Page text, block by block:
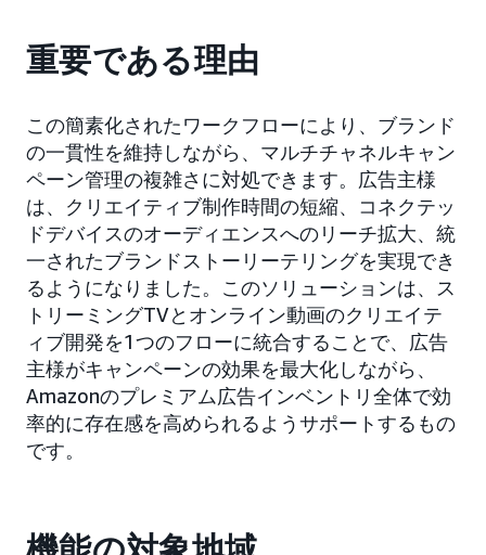
重要である理由
この簡素化されたワークフローにより、ブランド
の一貫性を維持しながら、マルチチャネルキャン
ペーン管理の複雑さに対処できます。広告主様
は、クリエイティブ制作時間の短縮、コネクテッ
ドデバイスのオーディエンスへのリーチ拡大、統
一されたブランドストーリーテリングを実現でき
るようになりました。このソリューションは、ス
トリーミングTVとオンライン動画のクリエイテ
ィブ開発を1つのフローに統合することで、広告
主様がキャンペーンの効果を最大化しながら、
Amazonのプレミアム広告インベントリ全体で効
率的に存在感を高められるようサポートするもの
です。